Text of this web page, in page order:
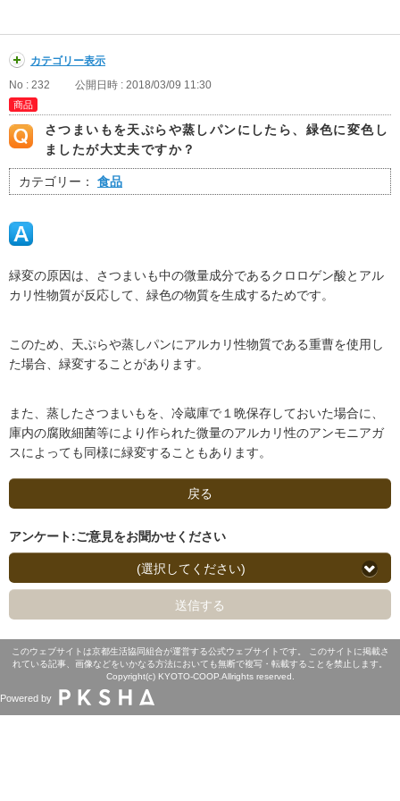
カテゴリー表示
No : 232
公開日時 : 2018/03/09 11:30
商品
さつまいもを天ぷらや蒸しパンにしたら、緑色に変色し
ましたが大丈夫ですか？
カテゴリー： 食品
緑変の原因は、さつまいも中の微量成分であるクロロゲン酸とアル
カリ性物質が反応して、緑色の物質を生成するためです。
このため、天ぷらや蒸しパンにアルカリ性物質である重曹を使用し
た場合、緑変することがあります。
また、蒸したさつまいもを、冷蔵庫で１晩保存しておいた場合に、
庫内の腐敗細菌等により作られた微量のアルカリ性のアンモニアガ
スによっても同様に緑変することもあります。
戻る
アンケート:ご意見をお聞かせください
(選択してください)
送信する
このウェブサイトは京都生活協同組合が運営する公式ウェブサイトです。 このサイトに掲載さ
れている記事、画像などをいかなる方法においても無断で複写・転載することを禁止します。
Copyright(c) KYOTO-COOP.Allrights reserved.
Powered by